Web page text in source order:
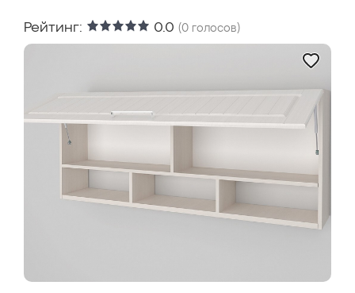
Рейтинг: 0.0 (0 голосов)